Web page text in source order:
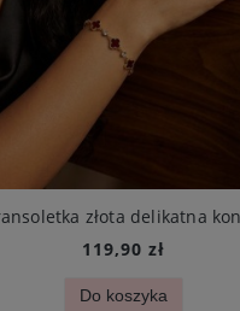
119,90 zł
Do koszyka